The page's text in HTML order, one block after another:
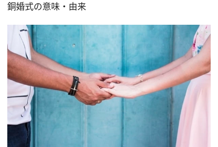
銅婚式の意味・由来